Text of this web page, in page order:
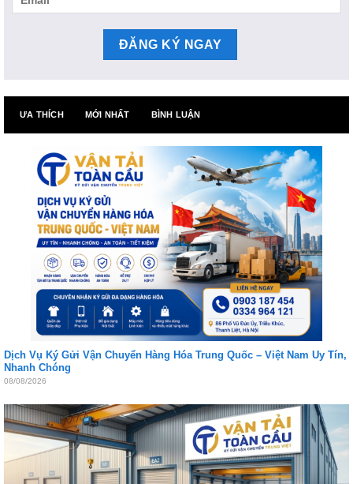
ƯA THÍCH MỚI NHẤT BÌNH LUẬN
Dịch Vụ Ký Gửi Vận Chuyển Hàng Hóa Trung Quốc – Việt Nam Uy Tín,
Nhanh Chóng
08/08/2026